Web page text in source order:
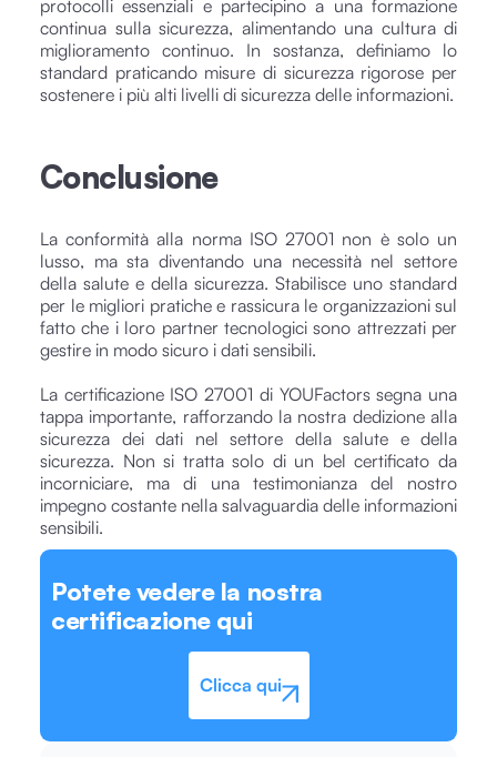
protocolli essenziali e partecipino a una formazione
continua sulla sicurezza, alimentando una cultura di
miglioramento continuo. In sostanza, definiamo lo
standard praticando misure di sicurezza rigorose per
sostenere i più alti livelli di sicurezza delle informazioni.
Conclusione
La conformità alla norma ISO 27001 non è solo un
lusso, ma sta diventando una necessità nel settore
della salute e della sicurezza. Stabilisce uno standard
per le migliori pratiche e rassicura le organizzazioni sul
fatto che i loro partner tecnologici sono attrezzati per
gestire in modo sicuro i dati sensibili.
La certificazione ISO 27001 di YOUFactors segna una
tappa importante, rafforzando la nostra dedizione alla
sicurezza dei dati nel settore della salute e della
sicurezza. Non si tratta solo di un bel certificato da
incorniciare, ma di una testimonianza del nostro
impegno costante nella salvaguardia delle informazioni
sensibili.
Potete vedere la nostra
certificazione qui
Clicca qui